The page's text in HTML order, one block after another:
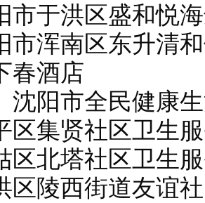
市于洪区盛和悦
市浑南区东升清
春酒店
沈阳市全民健康
区集贤社区卫生
区北塔社区卫生
区陵西街道友谊